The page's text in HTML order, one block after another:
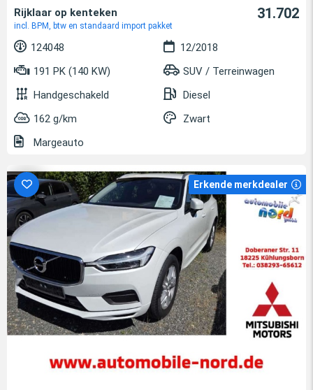
Rijklaar op kenteken
incl. BPM, btw en standaard import pakket
31.702
124048
12/2018
191 PK (140 KW)
SUV / Terreinwagen
Handgeschakeld
Diesel
162 g/km
Zwart
Margeauto
Erkende merkdealer